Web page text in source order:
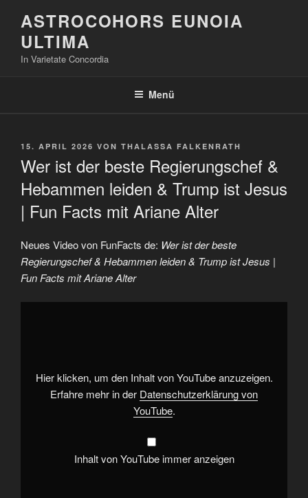
Inhalt
springen
ASTROCOHORS EUNOIA
ULTIMA
In Varietate Concordia
Menü
VERÖFFENTLICHT
15. APRIL 2026 VON THALASSA FALKENRATH
Wer ist der beste Regierungschef &
Hebammen leiden & Trump ist Jesus
| Fun Facts mit Ariane Alter
Neues Video von FunFacts de: Wer ist der beste
Regierungschef & Hebammen leiden & Trump ist Jesus |
Fun Facts mit Ariane Alter
„Wer
leidenHier klicken, um den Inhalt von YouTube anzuzeigen.
Erfahre mehr in der Datenschutzerklärung von
YouTube.
Inhalt von YouTube immer anzeigen